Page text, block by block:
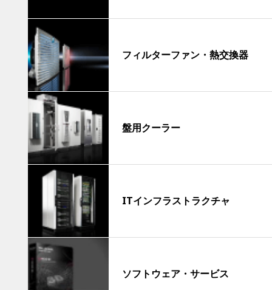
フィルターファン・熱交換器
盤用クーラー
ITインフラストラクチャ
ソフトウェア・サービス